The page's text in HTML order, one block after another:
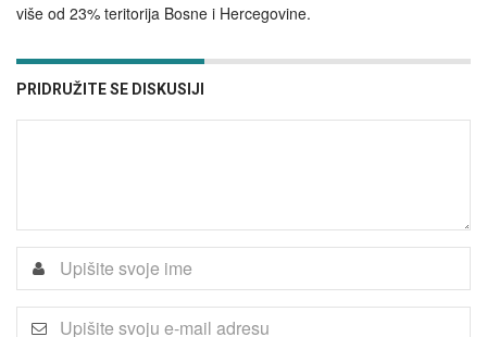
više od 23% teritorija Bosne i Hercegovine.
PRIDRUŽITE SE DISKUSIJI